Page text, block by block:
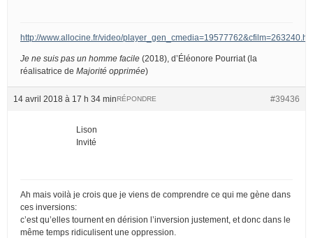
http://www.allocine.fr/video/
Je ne suis pas un homme facile (2018), d’Éléonore Pourriat (la
réalisatrice de Majorité opprimée)
14 avril 2018 à 17 h 34 min #39436
RÉPONDRE
Lison
Invité
Ah mais voilà je crois que je viens de comprendre ce qui me gène dans
ces inversions:
c’est qu’elles tournent en dérision l’inversion justement, et donc dans le
même temps ridiculisent une oppression.